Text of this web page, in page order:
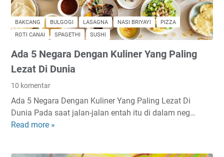
K
u
e
u
m
u
r
K
e
BAKCANG BULGOGI LASAGNA NASI BRIYAYI
PIZZA
ROTI CANAI
SPAGETHI SUSHI
Ada 5 Negara Dengan Kuliner Yang Paling
Lezat Di Dunia
10 komentar
Ada 5 Negara Dengan Kuliner Yang Paling Lezat Di
Dunia Pada saat jalan-jalan entah itu di dalam neg…
Read more »